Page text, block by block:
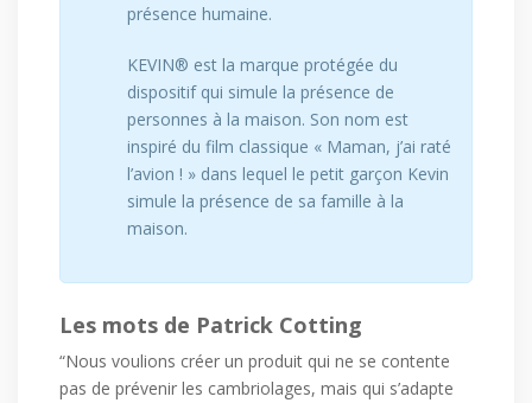
présence humaine.
KEVIN® est la marque protégée du
dispositif qui simule la présence de
personnes à la maison. Son nom est
inspiré du film classique « Maman, j’ai raté
l’avion ! » dans lequel le petit garçon Kevin
simule la présence de sa famille à la
maison.
Les mots de Patrick Cotting
“Nous voulions créer un produit qui ne se contente
pas de prévenir les cambriolages, mais qui s’adapte